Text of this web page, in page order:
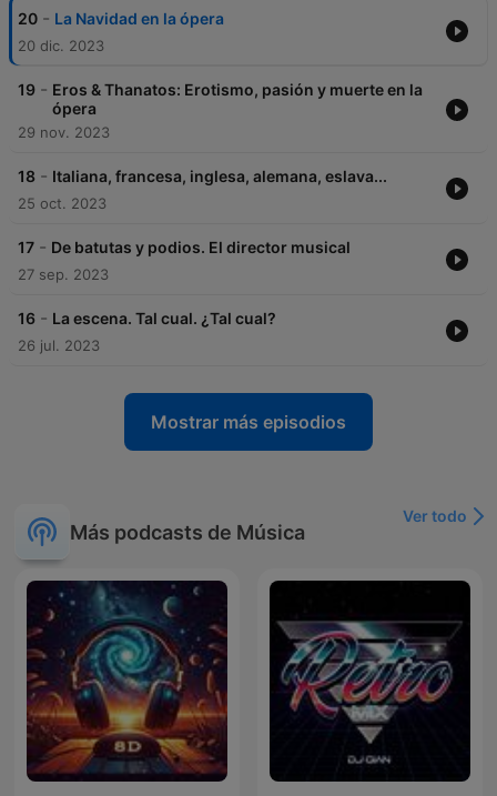
20 - La Navidad en la ópera
20 dic. 2023
19 - Eros & Thanatos: Erotismo, pasión y muerte en la
ópera
29 nov. 2023
18 - Italiana, francesa, inglesa, alemana, eslava...
25 oct. 2023
17 - De batutas y podios. El director musical
27 sep. 2023
16 - La escena. Tal cual. ¿Tal cual?
26 jul. 2023
Mostrar más episodios
Más podcasts de Música
Ver todo